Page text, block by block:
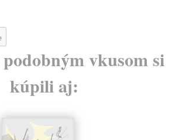
vkusom si
kúpili aj: